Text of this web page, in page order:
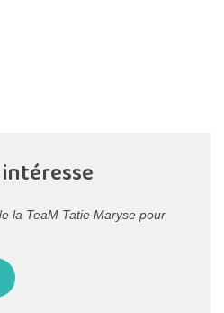
la TeaM Tatie Maryse pour